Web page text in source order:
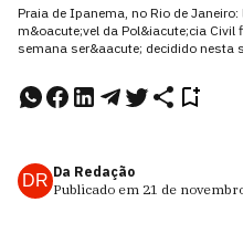
Praia de Ipanema, no Rio de
m&oacute;vel da Pol&iacute;cia
semana ser&aacute; decidido nesta
DR Da Redação
Publicado em 21 de